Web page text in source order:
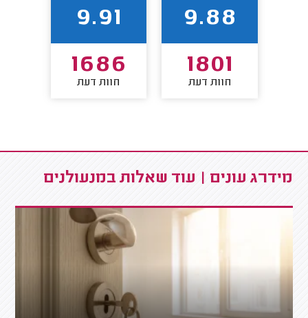
9.88
1801
חוות דעת
9.91
1686
חוות דעת
מידרג עונים | עוד שאלות במנעולנים